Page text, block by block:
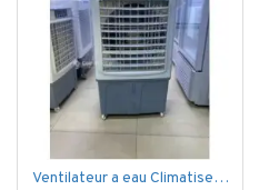
Ventilateur a eau Climatiseur Mobile Grand Model.